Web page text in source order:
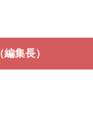
集長）